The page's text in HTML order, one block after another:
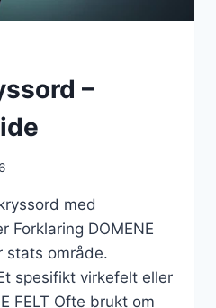
–
med
Forklaring DOMENE
stats område.
spesifikt virkefelt eller
FELT Ofte brukt om